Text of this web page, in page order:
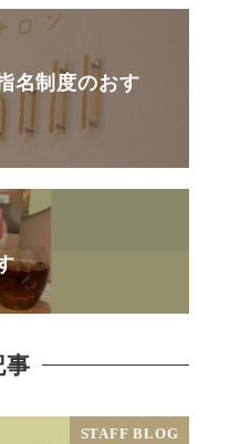
名制度のおす
事
STAFF BLOG